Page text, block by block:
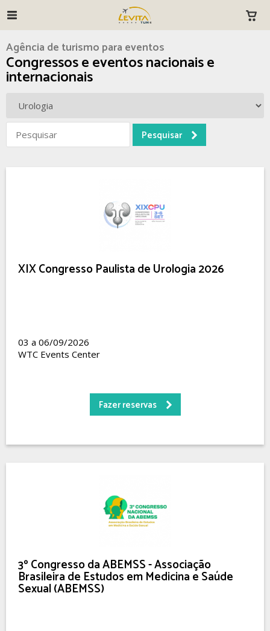
Agência de turismo para eventos
Congressos e eventos nacionais e
internacionais
XIX Congresso Paulista de Urologia 2026
03 a 06/09/2026
WTC Events Center
Fazer reservas
3º Congresso da ABEMSS - Associação
Brasileira de Estudos em Medicina e Saúde
Sexual (ABEMSS)